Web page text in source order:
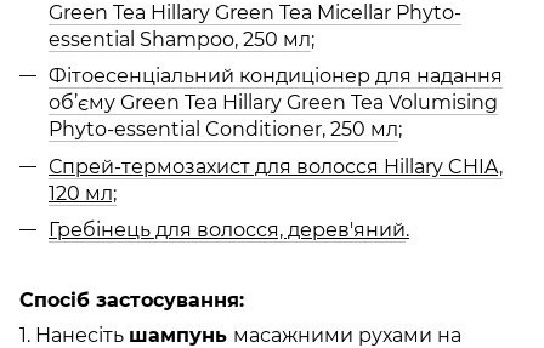
Green Tea Hillary Green Tea Micellar Phyto-
essential Shampoo, 250 мл;
Фітоесенціальний кондиціонер для надання
об’єму Green Tea Hillary Green Tea Volumising
Phyto-essential Conditioner, 250 мл;
Спрей-термозахист для волосся Hillary CHIA,
120 мл;
Гребінець для волосся, дерев'яний.
Спосіб застосування:
1. Нанесіть шампунь масажними рухами на